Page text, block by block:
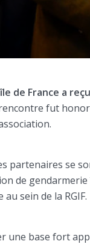
de France a
fut
partenaires se
de
sein de la RGIF.
une base fort